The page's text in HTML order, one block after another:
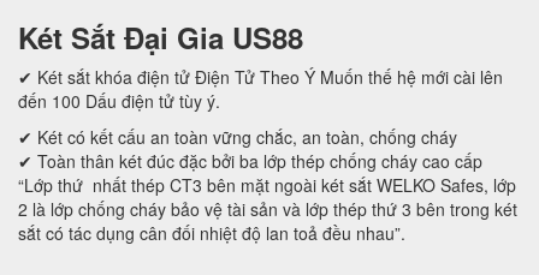
Két Sắt Đại Gia US88
✔ Két sắt khóa điện tử Điện Tử Theo Ý Muốn thế hệ mới cài lên
đến 100 Dấu điện tử tùy ý.
✔ Két có kết cấu an toàn vững chắc, an toàn, chống cháy
✔ Toàn thân két đúc đặc bởi ba lớp thép chống cháy cao cấp
“Lớp thứ nhất thép CT3 bên mặt ngoài két sắt WELKO Safes, lớp
2 là lớp chống cháy bảo vệ tài sản và lớp thép thứ 3 bên trong két
sắt có tác dụng cân đối nhiệt độ lan toả đều nhau”.